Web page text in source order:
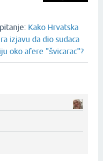
Kako Hrvatska
izjavu da dio sudaca
oko afere "švicarac"?